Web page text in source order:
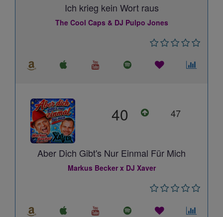
Ich krieg kein Wort raus
The Cool Caps & DJ Pulpo Jones
40 47
Aber Dich Gibt's Nur Einmal Für Mich
Markus Becker x DJ Xaver